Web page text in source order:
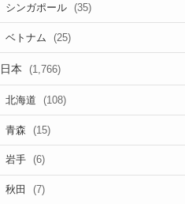
シンガポール (35)
ベトナム (25)
日本 (1,766)
北海道 (108)
青森 (15)
岩手 (6)
秋田 (7)